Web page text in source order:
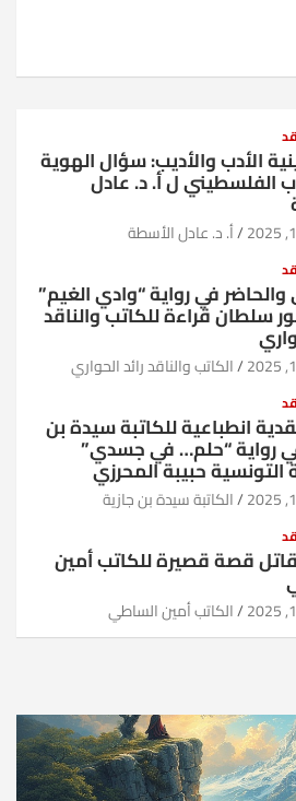
الأدب والأديب: سؤال الهوية
الفلسطيني ل أ. د. عادل
أ. د. عادل الأسطة
في رواية “وادي الغيم”
سلطان قراءة للكاتب والناقد
الكاتب والناقد رائد الحواري
انطباعية للكاتبة سيدة بن
رواية “حلم… في جسدي”
التونسية حبيبة المحرزي
الكاتبة سيدة بن جازية
قصة قصيرة للكاتب أمين
الكاتب أمين الساطي